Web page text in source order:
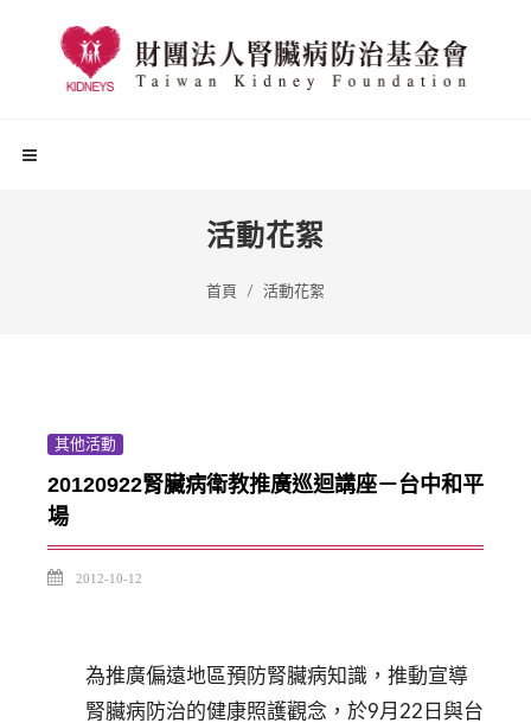
活動花絮
首頁 活動花絮
其他活動
20120922腎臟病衛教推廣巡迴講座－台中和平
場
2012-10-12
為推廣偏遠地區預防腎臟病知識，推動宣導
腎臟病防治的健康照護觀念，於9月22日與台